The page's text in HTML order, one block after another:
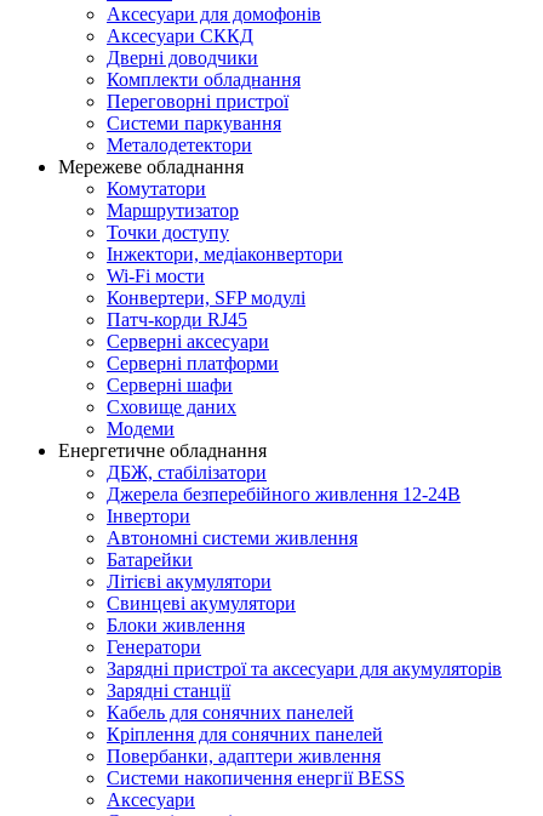
Аксесуари для домофонів
Аксесуари СККД
Дверні доводчики
Комплекти обладнання
Переговорні пристрої
Системи паркування
Металодетектори
Мережеве обладнання
Комутатори
Маршрутизатор
Точки доступу
Інжектори, медіаконвертори
Wi-Fi мости
Конвертери, SFP модулі
Патч-корди RJ45
Серверні аксесуари
Серверні платформи
Серверні шафи
Сховище даних
Модеми
Енергетичне обладнання
ДБЖ, стабілізатори
Джерела безперебійного живлення 12-24В
Інвертори
Автономні системи живлення
Батарейки
Літієві акумулятори
Свинцеві акумулятори
Блоки живлення
Генератори
Зарядні пристрої та аксесуари для акумуляторів
Зарядні станції
Кабель для сонячних панелей
Кріплення для сонячних панелей
Повербанки, адаптери живлення
Системи накопичення енергії BESS
Аксесуари